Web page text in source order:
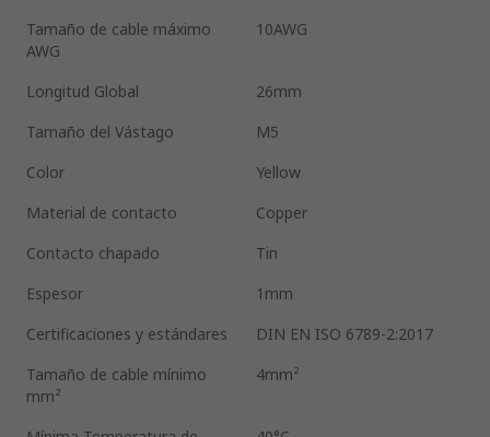
Tamaño de cable máximo
AWG
10AWG
Longitud Global
26mm
Tamaño del Vástago
M5
Color
Yellow
Material de contacto
Copper
Contacto chapado
Tin
Espesor
1mm
Certificaciones y estándares
DIN EN ISO 6789-2:2017
Tamaño de cable mínimo
mm²
4mm²